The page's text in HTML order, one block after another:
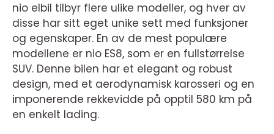
nio elbil tilbyr flere ulike modeller, og hver av
disse har sitt eget unike sett med funksjoner
og egenskaper. En av de mest populære
modellene er nio ES8, som er en fullstørrelse
SUV. Denne bilen har et elegant og robust
design, med et aerodynamisk karosseri og en
imponerende rekkevidde på opptil 580 km på
en enkelt lading.